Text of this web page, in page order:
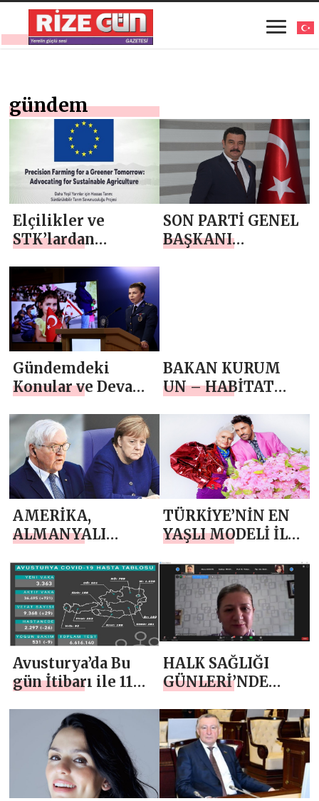
gündem
Elçilikler ve
STK’lardan
Tarıma Güçlü
Destek
SON PARTİ GENEL
BAŞKANI
ALMASINA KARŞI
ORTAK
YAYINLAMAYA
DAVET ETTİ
Gündemdeki
Konular ve Devam
Faaliyetlerimiz ile
İlgili Basın
Bilgilendirme
Toplantısı
Düzenlendi
BAKAN KURUM
UN – HABİTAT
SHARİF İLE
GÖRÜŞTÜ
AMERİKA,
ALMANYALI
DANİMARKA
ÜZERİNDEN
DİNLEMİŞ!
TÜRKİYE’NİN EN
YAŞLI MODELİ İLE
VERDİ
Avusturya’da Bu
gün İtibarı ile 11
Sokağa Çıkma
yasağı başladı
HALK SAĞLIĞI
GÜNLERİ’NDE
“KADIN SAĞLIĞI”
OLDU